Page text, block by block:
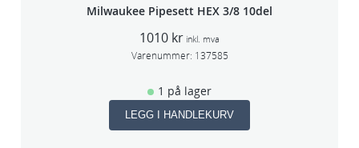
Milwaukee Pipesett HEX 3/8 10del
1010 kr inkl. mva
Varenummer: 137585
1 på lager
LEGG I HANDLEKURV